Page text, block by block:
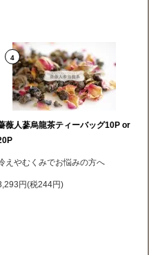
4
薇人蔘烏龍茶ティーバッグ10P or
えやむくみでお悩みの方へ
円(税244円)